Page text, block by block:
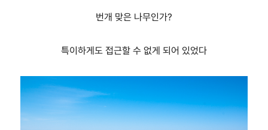
번개 맞은 나무인가?
특이하게도 접근할 수 없게 되어 있었다